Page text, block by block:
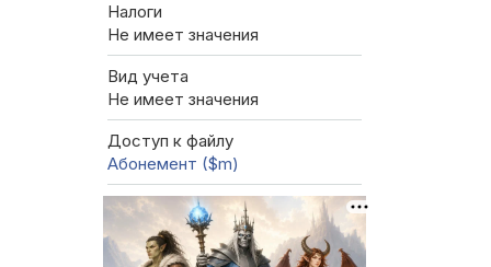
Налоги
Не имеет значения
Вид учета
Не имеет значения
Доступ к файлу
Абонемент ($m)